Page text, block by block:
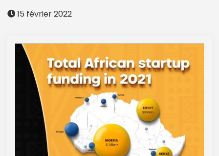
15 février 2022